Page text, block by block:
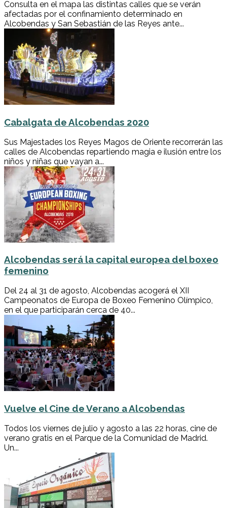
Consulta en el mapa las distintas calles que se verán
afectadas por el confinamiento determinado en
Alcobendas y San Sebastián de las Reyes ante...
Cabalgata de Alcobendas 2020
Sus Majestades los Reyes Magos de Oriente recorrerán las
calles de Alcobendas repartiendo magia e ilusión entre los
niños y niñas que vayan a...
Alcobendas será la capital europea del boxeo
femenino
Del 24 al 31 de agosto, Alcobendas acogerá el XII
Campeonatos de Europa de Boxeo Femenino Olímpico,
en el que participarán cerca de 40...
Vuelve el Cine de Verano a Alcobendas
Todos los viernes de julio y agosto a las 22 horas, cine de
verano gratis en el Parque de la Comunidad de Madrid.
Un...